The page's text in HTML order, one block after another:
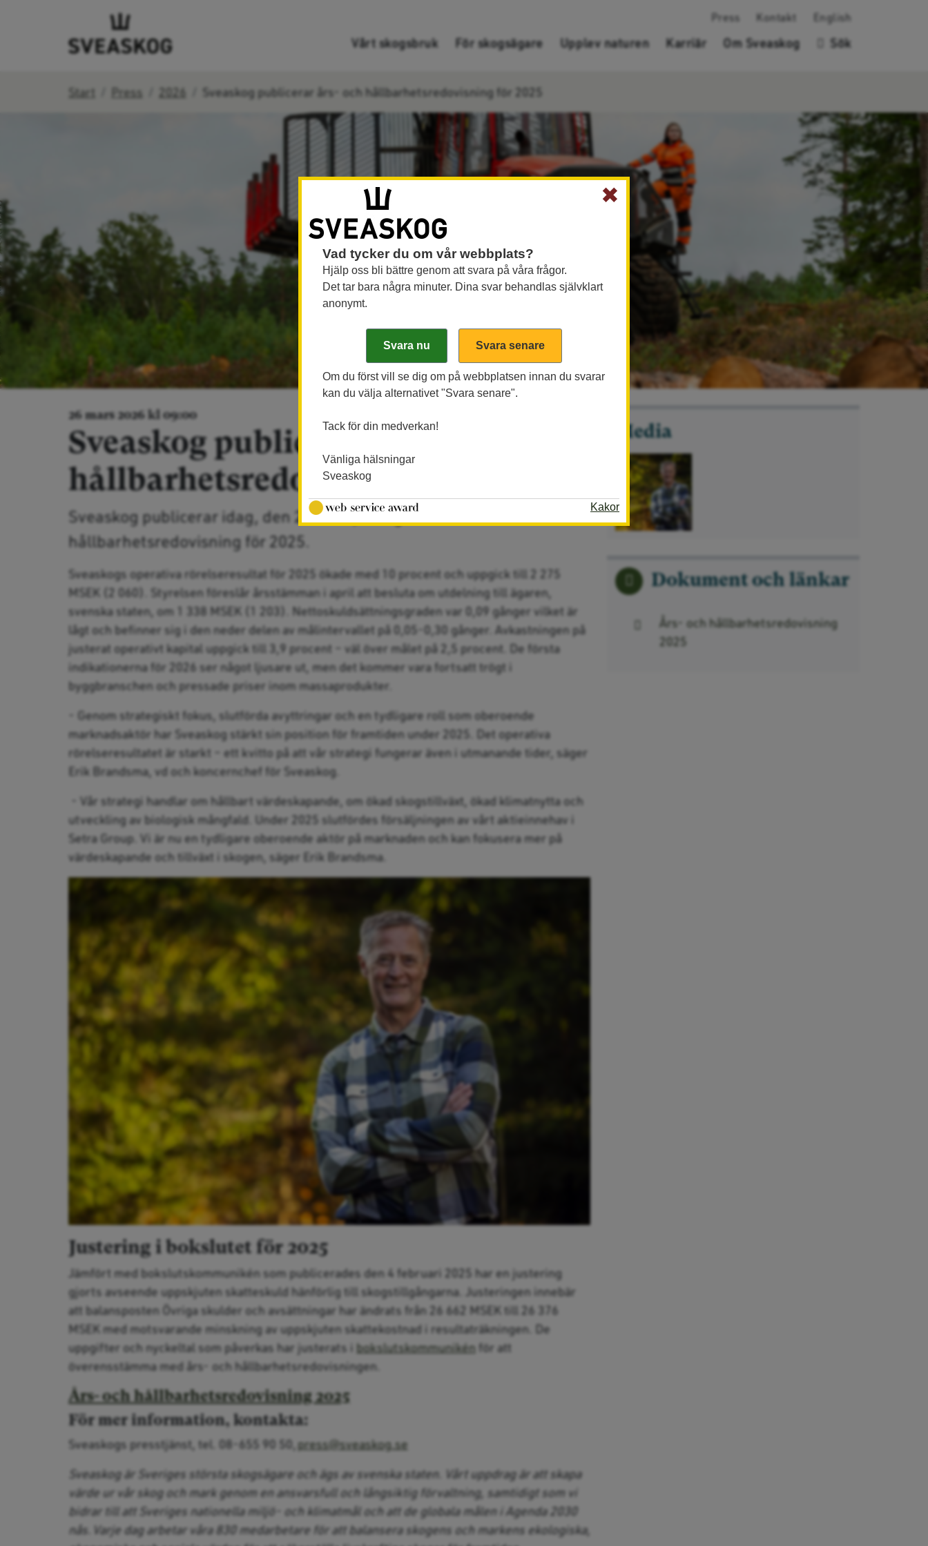
Press Kontakt English
Vårt skogsbruk För skogsägare Upplev naturen Karriär Om Sveaskog Sök
Start Press 2026 Sveaskog publicerar års- och hållbarhetsredovisning för 2025
26 mars 2026 kl 09:00
Sveaskog publicerar års- och
hållbarhetsredovisning för 2025
Sveaskog publicerar idag, den 26 mars, bolagets års- och
hållbarhetsredovisning för 2025.
Sveaskogs operativa rörelseresultat för 2025 ökade med 10 procent och uppgick till 2 275
MSEK (2 060). Styrelsen föreslår årsstämman i april att besluta om utdelning till ägaren,
svenska staten, om 1 338 MSEK (1 203). Nettoskuldsättningsgraden var 0,09 gånger vilket är
lågt och befinner sig i den neder delen av målintervallet på 0,05-0,30 gånger. Avkastningen på
justerat operativt kapital uppgick till 3,9 procent – väl över målet på 2,5 procent. De första
indikationerna för 2026 ser något ljusare ut, men det kommer vara fortsatt trögt i
byggbranschen och pressade priser inom massaprodukter.
- Genom strategiskt fokus, slutförda avyttringar och en tydligare roll som oberoende
marknadsaktör har Sveaskog stärkt sin position för framtiden under 2025. Det operativa
rörelseresultatet är starkt – ett kvitto på att vår strategi fungerar även i utmanande tider, säger
Erik Brandsma, vd och koncernchef för Sveaskog.
- Vår strategi handlar om hållbart värdeskapande, om ökad skogstillväxt, ökad klimatnytta och
utveckling av biologisk mångfald. Under 2025 slutfördes försäljningen av vårt aktieinnehav i
Setra Group. Vi är nu en tydligare oberoende aktör på marknaden och kan fokusera mer på
värdeskapande och tillväxt i skogen, säger Erik Brandsma.
Justering i bokslutet för 2025
Jämfört med bokslutskommunikén som publicerades den 4 februari 2025 har en justering
gjorts avseende uppskjuten skatteskuld hänförlig till skogstillgångarna. Justeringen innebär
att balansposten Övriga skulder och avsättningar har ändrats från 26 662 MSEK till 26 376
MSEK med motsvarande minskning av uppskjuten skattekostnad i resultaträkningen. De
uppgifter och nyckeltal som påverkas har justerats i bokslutskommunikén för att
överensstämma med års- och hållbarhetsredovisningen.
Års- och hållbarhetsredovisning 2025
För mer information, kontakta:
Sveaskogs presstjänst, tel. 08-655 90 50, press@sveaskog.se
Sveaskog är Sveriges största skogsägare och ägs av svenska staten. Vårt uppdrag är att skapa
värde ur vår skog och mark genom en ansvarsfull och långsiktig förvaltning, samtidigt som vi
bidrar till att Sveriges nationella miljö- och klimatmål och att de globala målen i Agenda 2030
nås. Varje dag arbetar våra 830 medarbetare för att balansera skogens och markens ekologiska,
Media
Dokument och länkar
Års- och hållbarhetsredovisning
2025
✖
Vad tycker du om vår webbplats?
Hjälp oss bli bättre genom att svara på våra frågor.
Det tar bara några minuter. Dina svar behandlas självklart
anonymt.
Om du först vill se dig om på webbplatsen innan du svarar
kan du välja alternativet "Svara senare".
Tack för din medverkan!
Vänliga hälsningar
Sveaskog
Kakor